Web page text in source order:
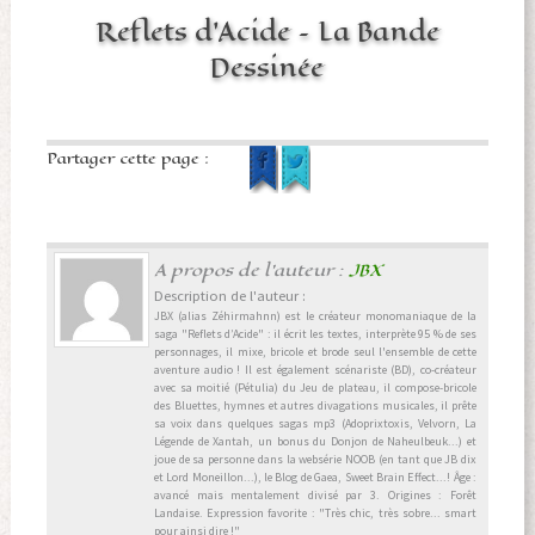
Reflets d’Acide – La Bande
Dessinée
Partager cette page :
A propos de l'auteur :JBX
Description de l'auteur :
JBX (alias Zéhirmahnn) est le créateur monomaniaque de la
saga "Reflets d’Acide" : il écrit les textes, interprète 95 % de ses
personnages, il mixe, bricole et brode seul l'ensemble de cette
aventure audio ! Il est également scénariste (BD), co-créateur
avec sa moitié (Pétulia) du Jeu de plateau, il compose-bricole
des Bluettes, hymnes et autres divagations musicales, il prête
sa voix dans quelques sagas mp3 (Adoprixtoxis, Velvorn, La
Légende de Xantah, un bonus du Donjon de Naheulbeuk...) et
joue de sa personne dans la websérie NOOB (en tant que JB dix
et Lord Moneillon...), le Blog de Gaea, Sweet Brain Effect...! Âge :
avancé mais mentalement divisé par 3. Origines : Forêt
Landaise. Expression favorite : "Très chic, très sobre... smart
pour ainsi dire !"